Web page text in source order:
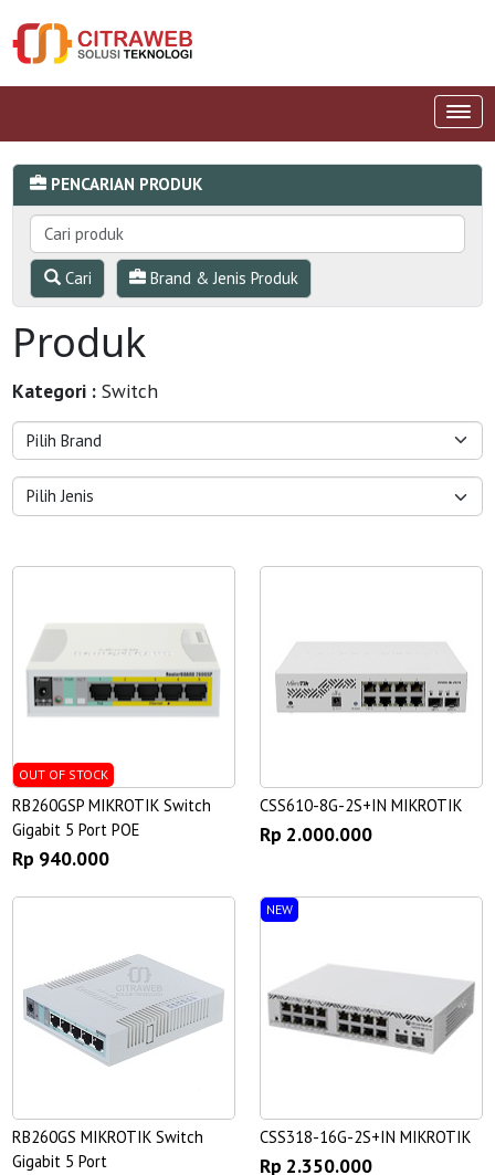
PENCARIAN PRODUK
Cari Brand & Jenis Produk
Produk
Kategori : Switch
OUT OF STOCK
RB260GSP MIKROTIK Switch
Gigabit 5 Port POE
Rp 940.000
CSS610-8G-2S+IN MIKROTIK
Rp 2.000.000
RB260GS MIKROTIK Switch
Gigabit 5 Port
NEW
CSS318-16G-2S+IN MIKROTIK
Rp 2.350.000